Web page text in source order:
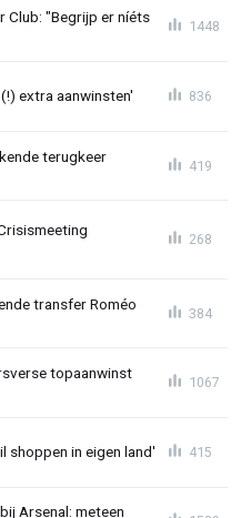
Club: "Begrijp er níéts
1448
extra aanwinsten' 836
terugkeer
419
268
transfer Roméo
384
topaanwinst
1067
shoppen in eigen land' 415
Arsenal: meteen